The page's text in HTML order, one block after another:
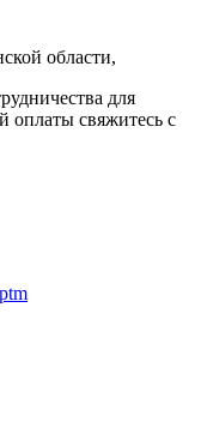
области,
для
оплаты свяжитесь с